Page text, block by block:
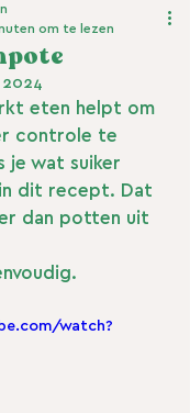
om te lezen
2024
eten helpt om
controle te
je wat suiker
dit recept. Dat
dan potten uit
watch?